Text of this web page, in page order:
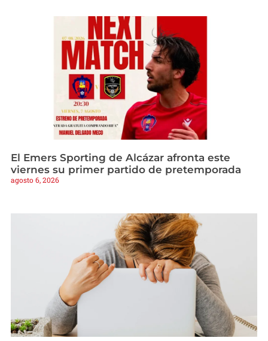
El Emers Sporting de Alcázar afronta este
viernes su primer partido de pretemporada
agosto 6, 2026